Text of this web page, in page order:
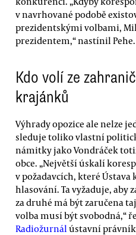
v navrhované podobě
prezidentskými volbami,
prezidentem,“ nastínil Pehe.
Kdo volí ze
krajánků
Výhrady opozice ale nelze
sleduje toliko vlastní
námitky jako Vondráček
obce. „Největší úskalí
v požadavcích, které Ústava
hlasování. Ta vyžaduje, aby
za druhé má být zaručena
volba musí být svobodná,“
Radiožurnál ústavní právník